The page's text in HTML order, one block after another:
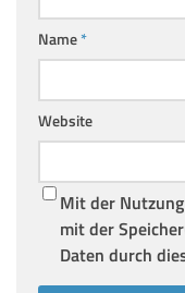
Name*
Website
Mit der
mit der
Daten durch